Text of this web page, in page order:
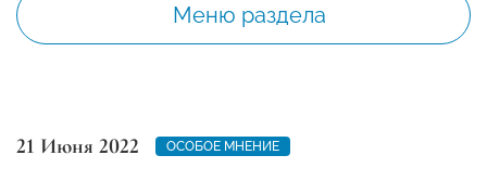
Меню раздела
21 Июня 2022 ОСОБОЕ МНЕНИЕ